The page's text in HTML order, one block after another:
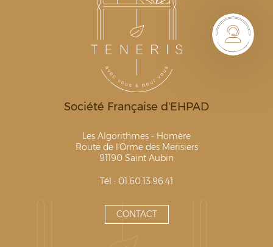
Société Française d'EHPAD
Les Algorithmes - Homère
Route de l'Orme des Merisiers
91190 Saint Aubin
Tél : 01.60.13.96.41
CONTACT